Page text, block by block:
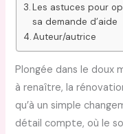
Les astuces pour
sa demande d’aide
Auteur/autrice
Plongée dans le doux
à renaître, la
qu’à un simple
détail compte, où le